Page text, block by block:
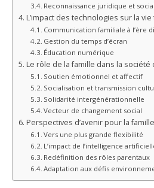
Reconnaissance juridique et
L’impact des technologies sur la vie
Communication familiale à l’ère
Gestion du temps d’écran
Éducation numérique
Le rôle de la famille dans la
Soutien émotionnel et affectif
Socialisation et transmission
Solidarité intergénérationnelle
Vecteur de changement social
Perspectives d’avenir pour la famille
Vers une plus grande flexibilité
L’impact de l’intelligence
Redéfinition des rôles parentaux
Adaptation aux défis